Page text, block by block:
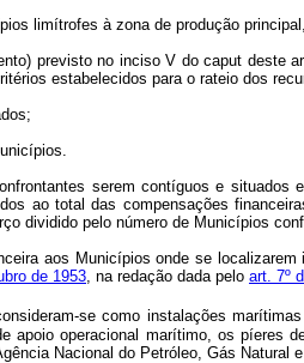
limítrofes à zona de produção
previsto no inciso V do caput deste
estabelecidos para o rateio dos
serem contíguos e
ao total das compensações
dividido pelo número de Municípios
aos Municípios onde se
de 1953, na redação dada pelo art. 7º
se como instalações
apoio operacional marítimo, os píeres
Nacional do Petróleo, Gás